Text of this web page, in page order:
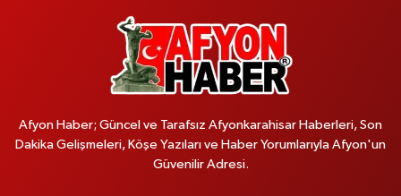
Afyon Haber; Güncel ve Tarafsız Afyonkarahisar Haberleri, Son
Dakika Gelişmeleri, Köşe Yazıları ve Haber Yorumlarıyla Afyon'un
Güvenilir Adresi.